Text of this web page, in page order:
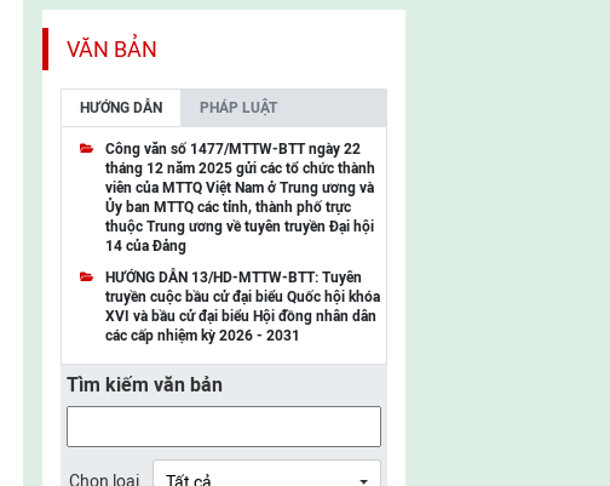
UBMTTQ Việt Nam TP. Cần Thơ
UBMTTQ Việt Nam tỉnh Quảng Ninh
UBMTTQ Việt Nam tỉnh Cao Bằng
UBMTTQ Việt Nam tỉnh Lạng Sơn
UBMTTQ Việt Nam tỉnh Lai Châu
UBMTTQ Việt Nam tỉnh Điện Biên
UBMTTQ Việt Nam tỉnh Sơn La
UBMTTQ Việt Nam tỉnh Thanh Hóa
UBMTTQ Việt Nam tỉnh Nghệ An
VĂN BẢN
HƯỚNG DẪN PHÁP LUẬT
Công văn số 1477/MTTW-BTT ngày 22
tháng 12 năm 2025 gửi các tổ chức thành
viên của MTTQ Việt Nam ở Trung ương và
Ủy ban MTTQ các tỉnh, thành phố trực
thuộc Trung ương về tuyên truyền Đại hội
14 của Đảng
HƯỚNG DẪN 13/HD-MTTW-BTT: Tuyên
truyền cuộc bầu cử đại biểu Quốc hội khóa
XVI và bầu cử đại biểu Hội đồng nhân dân
các cấp nhiệm kỳ 2026 - 2031
Tìm kiếm văn bản
Chọn loại